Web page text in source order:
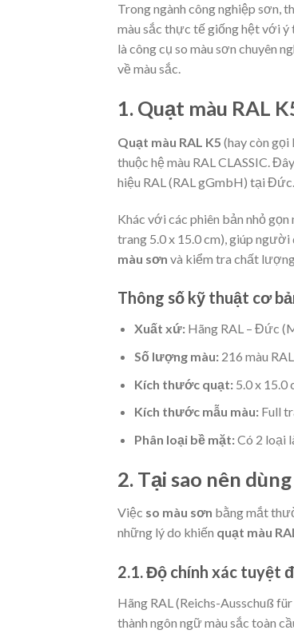
Trong ngành công nghiệp sơn,
màu sắc thực tế giống hệt với
là công cụ so màu sơn chuyên
về màu sắc.
1. Quạt màu RAL
Quạt màu RAL K5 (hay còn gọi
thuộc hệ màu RAL CLASSIC.
hiệu RAL (RAL gGmbH) tại Đức.
Khác với các phiên bản nhỏ gọn
trang 5.0 x 15.0 cm), giúp
màu sơn và kiểm tra chất
Thông số kỹ thuật cơ
Xuất xứ:Hãng RAL – Đức
Số lượng màu:216 màu
Kích thước quạt:5.0 x 15.0
Kích thước mẫu màu:Full
Phân loại bề mặt:Có 2 loại
2. Tại sao nên
Việc so màu sơn bằng mắt
những lý do khiến quạt màu
2.1. Độ chính xác tuyệt
Hãng RAL (Reichs-Ausschuß
thành ngôn ngữ màu sắc toàn